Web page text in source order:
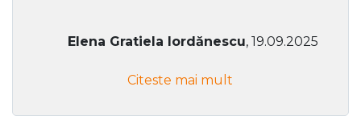
Elena Gratiela Iordănescu, 19.09.2025
Citeste mai mult